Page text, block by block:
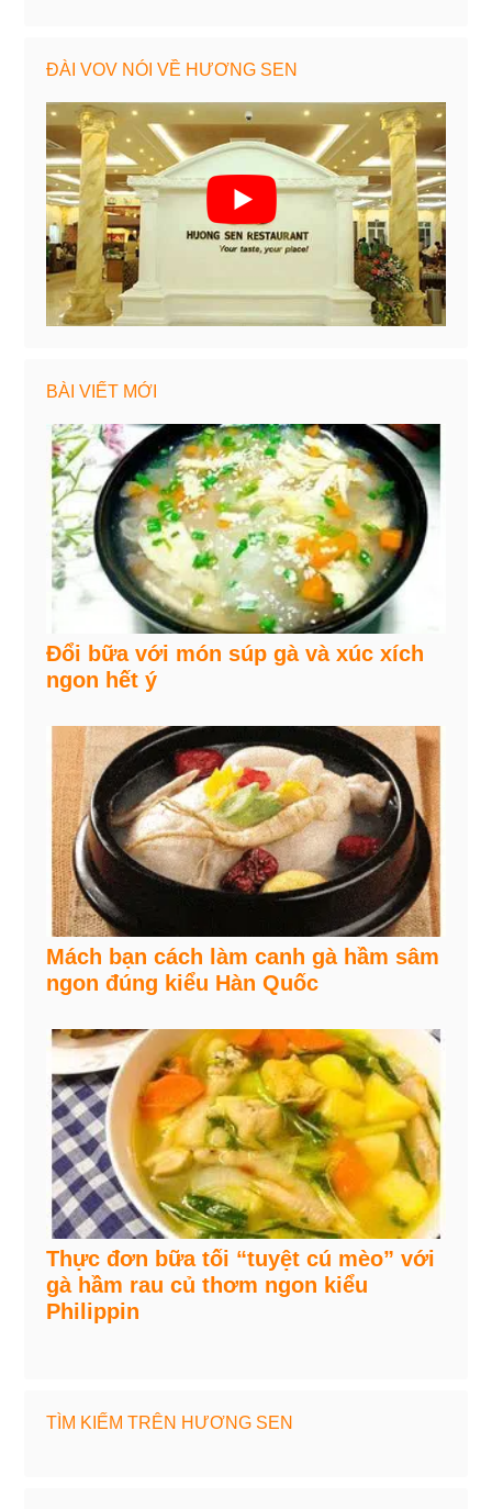
ĐÀI VOV NÓI VỀ HƯƠNG SEN
BÀI VIẾT MỚI
Đổi bữa với món súp gà và xúc xích
ngon hết ý
Mách bạn cách làm canh gà hầm sâm
ngon đúng kiểu Hàn Quốc
Thực đơn bữa tối “tuyệt cú mèo” với
gà hầm rau củ thơm ngon kiểu
Philippin
TÌM KIẾM TRÊN HƯƠNG SEN